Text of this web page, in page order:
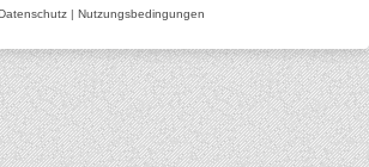
| Nutzungsbedingungen